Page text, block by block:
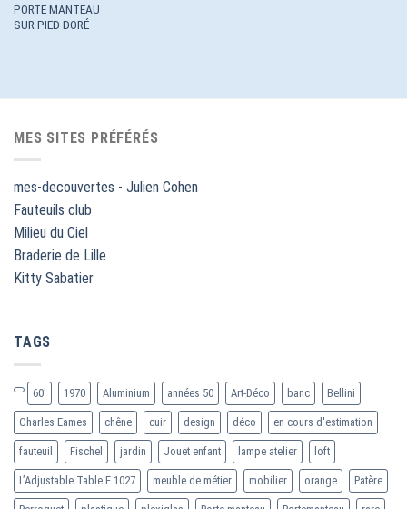
PORTE MANTEAU
SUR PIED DORÉ
MES SITES PRÉFÉRÉS
mes-decouvertes - Julien Cohen
Fauteuils club
Milieu du Ciel
Braderie de Lille
Kitty Sabatier
TAGS
60' 1970 Aluminium années 50 Art-Déco banc Bellini
Charles Eames chêne cuir design déco en cours d'estimation
fauteuil Fischel jardin Jouet enfant lampe atelier loft
L’Adjustable Table E 1027 meuble de métier mobilier orange Patère